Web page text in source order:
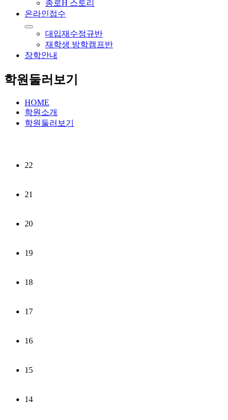
종로H 스토리
온라인접수
대입재수정규반
재학생 방학캠프반
장학안내
학원둘러보기
HOME
학원소개
학원둘러보기
22
21
20
19
18
17
16
15
14